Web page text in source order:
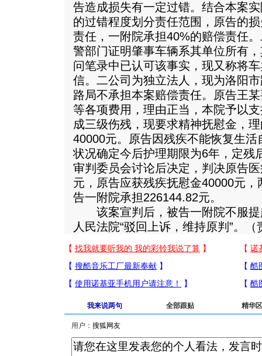
告造成损失有一定过错。结合本案
的过错程度划分责任范围，原告的
责任，一附院承担40%的赔偿责任
警部门证明肇事车辆系其单位所有
问笔录中已认可该事实，现又称将
信。二公司为独立法人，现为洛阳
路局不承担本案赔偿责任。原告王
等各项费用，理由正当，本院予以
成三级伤残，现要求精神抚慰金，
40000元。原告因残疾不能恢复生
状况确定今后护理期限为6年，定残
审判委员会讨论后决定，判决原告
元，原告应获残疾抚慰金40000元
告一附院承担226144.82元。
该案宣判后，被告一附院不服提
人民法院“驳回上诉，维持原判”。
我来说两句 全部跟贴 精华区
用户：